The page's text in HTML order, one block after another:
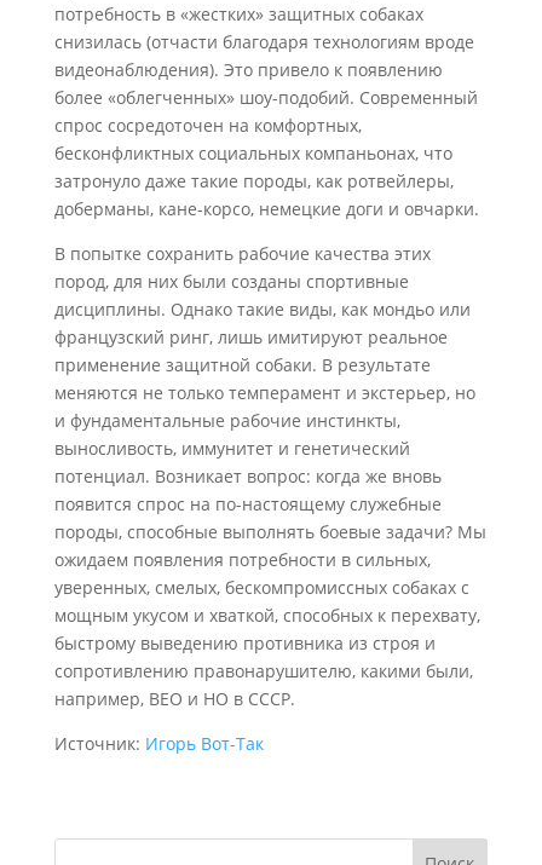
потребность в «жестких» защитных собаках
снизилась (отчасти благодаря технологиям вроде
видеонаблюдения). Это привело к появлению
более «облегченных» шоу-подобий. Современный
спрос сосредоточен на комфортных,
бесконфликтных социальных компаньонах, что
затронуло даже такие породы, как ротвейлеры,
доберманы, кане-корсо, немецкие доги и овчарки.
В попытке сохранить рабочие качества этих
пород, для них были созданы спортивные
дисциплины. Однако такие виды, как мондьо или
французский ринг, лишь имитируют реальное
применение защитной собаки. В результате
меняются не только темперамент и экстерьер, но
и фундаментальные рабочие инстинкты,
выносливость, иммунитет и генетический
потенциал. Возникает вопрос: когда же вновь
появится спрос на по-настоящему служебные
породы, способные выполнять боевые задачи? Мы
ожидаем появления потребности в сильных,
уверенных, смелых, бескомпромиссных собаках с
мощным укусом и хваткой, способных к перехвату,
быстрому выведению противника из строя и
сопротивлению правонарушителю, какими были,
например, ВЕО и НО в СССР.
Источник: Игорь Вот-Так